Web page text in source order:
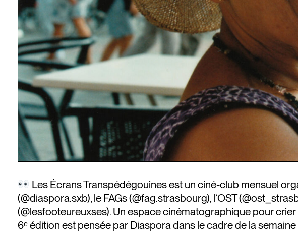
Les Écrans Transpédégouines est un ciné-club mensuel
(@diaspora.sxb), le FAGs (@fag.strasbourg), l’OST
(@lesfooteureuxses). Un espace cinématographique pour
6ᵉ édition est pensée par Diaspora dans le cadre de la